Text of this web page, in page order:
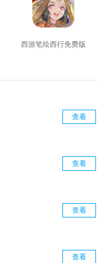
西游笔绘西行免费版
查看
查看
查看
查看